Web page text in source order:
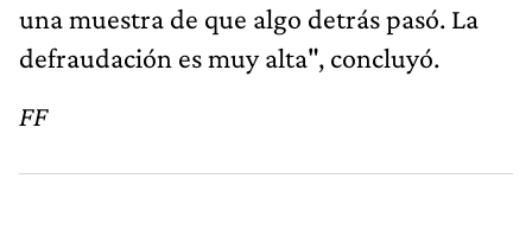
una muestra de que algo detrás pasó. La
defraudación es muy alta", concluyó.
FF